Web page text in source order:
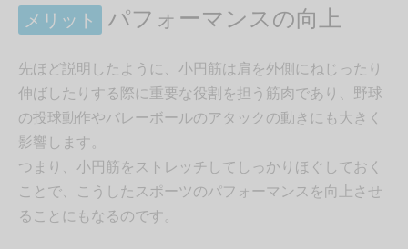
メリット パフォーマンスの向上
先ほど説明したように、小円筋は肩を外側にねじったり
伸ばしたりする際に重要な役割を担う筋肉であり、野球
の投球動作やバレーボールのアタックの動きにも大きく
影響します。
つまり、小円筋をストレッチしてしっかりほぐしておく
ことで、こうしたスポーツのパフォーマンスを向上させ
ることにもなるのです。